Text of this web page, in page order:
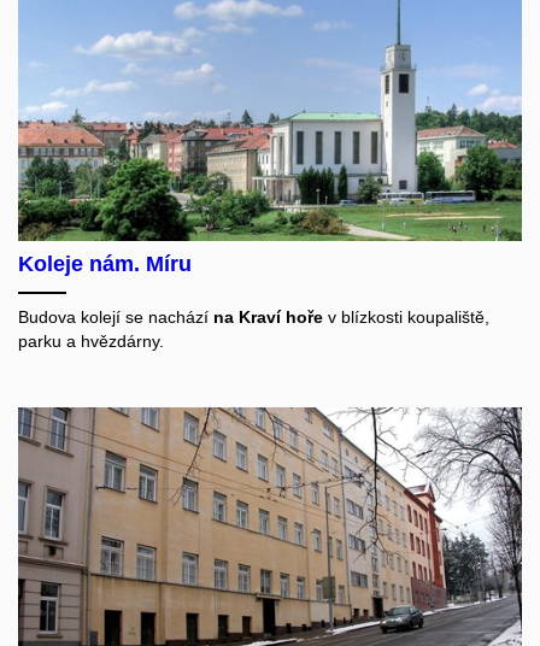
Koleje nám. Míru
Budova kolejí se nachází na Kraví hoře v blízkosti koupaliště,
parku a hvězdárny.